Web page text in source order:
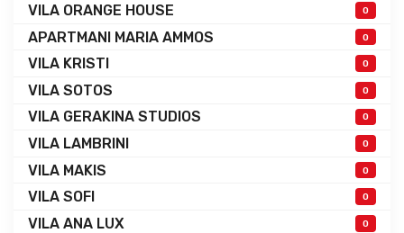
VILA ORANGE HOUSE 0
APARTMANI MARIA AMMOS 0
VILA KRISTI 0
VILA SOTOS 0
VILA GERAKINA STUDIOS 0
VILA LAMBRINI 0
VILA MAKIS 0
VILA SOFI 0
VILA ANA LUX 0